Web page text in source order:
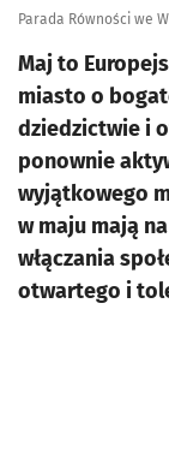
Parada Równości we
Maj to
miasto o
dziedzictwie i
ponownie
wyjątkowego
w maju mają
włączania
otwartego i